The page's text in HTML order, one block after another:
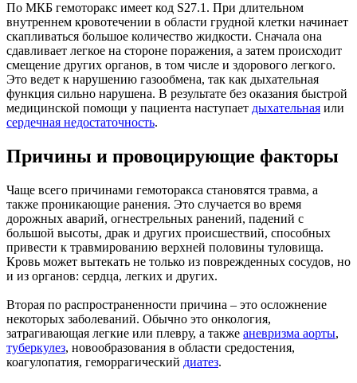
По МКБ гемоторакс имеет код S27.1. При длительном
внутреннем кровотечении в области грудной клетки начинает
скапливаться большое количество жидкости. Сначала она
сдавливает легкое на стороне поражения, а затем происходит
смещение других органов, в том числе и здорового легкого.
Это ведет к нарушению газообмена, так как дыхательная
функция сильно нарушена. В результате без оказания быстрой
медицинской помощи у пациента наступает дыхательная или
сердечная недостаточность.
Причины и провоцирующие факторы
Чаще всего причинами гемоторакса становятся травма, а
также проникающие ранения. Это случается во время
дорожных аварий, огнестрельных ранений, падений с
большой высоты, драк и других происшествий, способных
привести к травмированию верхней половины туловища.
Кровь может вытекать не только из поврежденных сосудов, но
и из органов: сердца, легких и других.
Вторая по распространенности причина – это осложнение
некоторых заболеваний. Обычно это онкология,
затрагивающая легкие или плевру, а также аневризма аорты,
туберкулез, новообразования в области средостения,
коагулопатия, геморрагический диатез.